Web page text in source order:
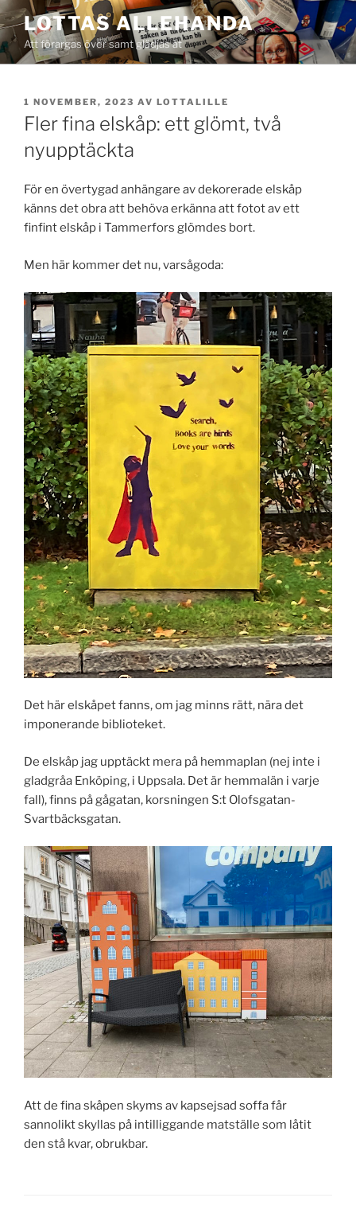
Hoppa
till
innehåll
LOTTAS ALLEHANDA
Att förargas över samt glädjas åt
PUBLICERAT
1 NOVEMBER, 2023 AV LOTTALILLE
Fler fina elskåp: ett glömt, två
nyupptäckta
För en övertygad anhängare av dekorerade elskåp
känns det obra att behöva erkänna att fotot av ett
finfint elskåp i Tammerfors glömdes bort.
Men här kommer det nu, varsågoda:
Det här elskåpet fanns, om jag minns rätt, nära det
imponerande biblioteket.
De elskåp jag upptäckt mera på hemmaplan (nej inte i
gladgråa Enköping, i Uppsala. Det är hemmalän i varje
fall), finns på gågatan, korsningen S:t Olofsgatan-
Svartbäcksgatan.
Att de fina skåpen skyms av kapsejsad soffa får
sannolikt skyllas på intilliggande matställe som låtit
den stå kvar, obrukbar.